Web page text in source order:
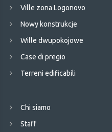
Ville zona Logonovo
Nowy konstrukcje
Wille dwupokojowe
Case di pregio
Terreni edificabili
Chi siamo
Staff